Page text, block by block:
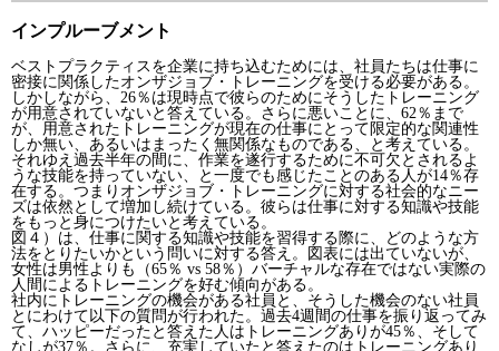
インプルーブメント
ベストプラクティスを企業に持ち込むためには、社員たちは仕事に
密接に関係したオンザジョブ・トレーニングを受ける必要がある。
しかしながら、26％は現時点で彼らのためにそうしたトレーニング
が用意されていないと答えている。さらに悪いことに、62％まで
が、用意されたトレーニングが現在の仕事にとって限定的な関連性
しか無い、あるいはまったく無関係なものである、と考えている。
それゆえ過去半年の間に、作業を遂行するために不可欠とされるよ
うな技能を持っていない、と一度でも感じたことのある人が14％存
在する。つまりオンザジョブ・トレーニングに対する社会的なニー
ズは依然として増加し続けている。彼らは仕事に対する知識や技能
をもっと身につけたいと考えている。
図４）は、仕事に関する知識や技能を習得する際に、どのような方
法をとりたいかという問いに対する答え。図表には出ていないが、
女性は男性よりも（65％ vs 58％）バーチャルな存在ではない実際の
人間によるトレーニングを好む傾向がある。
社内にトレーニングの機会がある社員と、そうした機会のない社員
とにわけて以下の質問が行われた。過去4週間の仕事を振り返ってみ
て、ハッピーだったと答えた人はトレーニングありが45％、そして
なしが37％。さらに、充実していたと答えたのはトレーニングあり